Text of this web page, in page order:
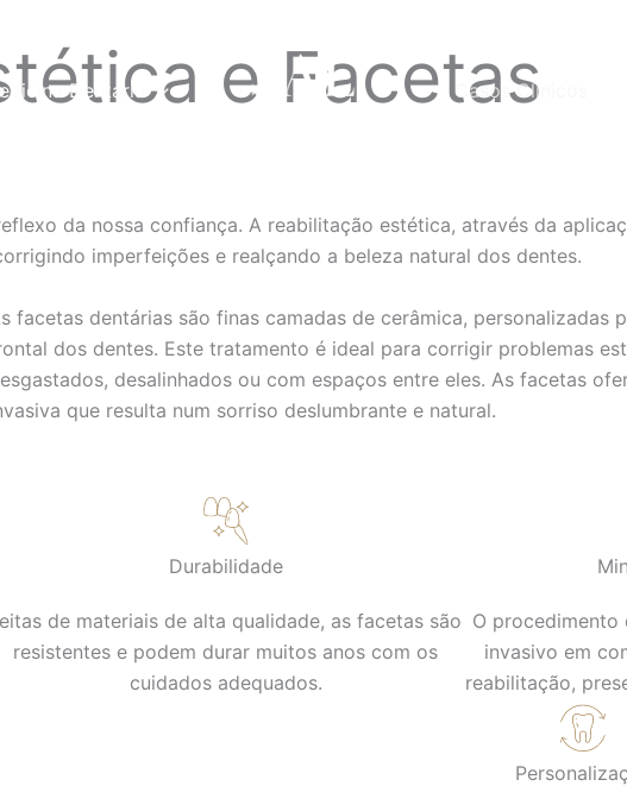
Dentária Casos Clínicos
e Facetas
da nossa confiança. A reabilitação estética, através da
imperfeições e realçando a beleza natural dos dentes.
facetas dentárias são finas camadas de cerâmica, personalizadas
dos dentes. Este tratamento é ideal para corrigir problemas
desalinhados ou com espaços entre eles. As facetas
que resulta num sorriso deslumbrante e natural.
Durabilidade
de materiais de alta qualidade, as facetas são
resistentes e podem durar muitos anos com os
cuidados adequados.
O procedimento
invasivo em
reabilitação,